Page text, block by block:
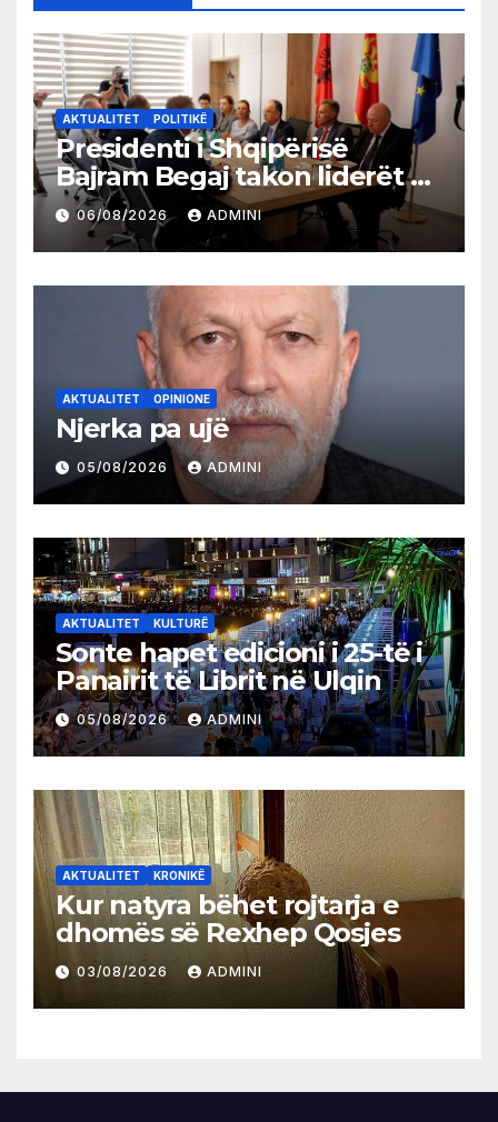
AKTUALITET POLITIKË
Presidenti i Shqipërisë
Bajram Begaj takon liderët e
partive shqiptare në Ulqin
06/08/2026 ADMINI
AKTUALITET OPINIONE
Njerka pa ujë
05/08/2026 ADMINI
AKTUALITET KULTURË
Sonte hapet edicioni i 25-të i
Panairit të Librit në Ulqin
05/08/2026 ADMINI
AKTUALITET KRONIKË
Kur natyra bëhet rojtarja e
dhomës së Rexhep Qosjes
03/08/2026 ADMINI